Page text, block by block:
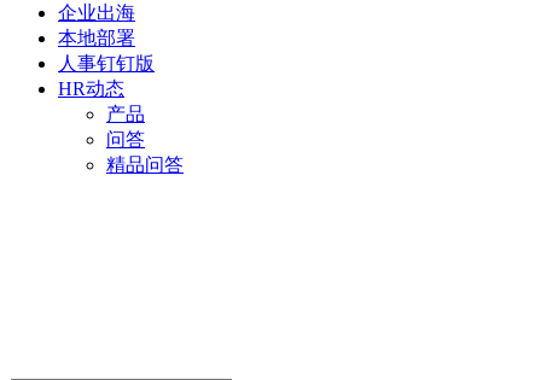
企业出海
本地部署
人事钉钉版
HR动态
产品
问答
精品问答